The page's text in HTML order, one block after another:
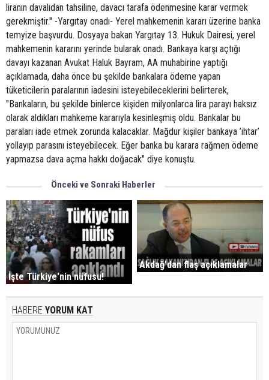
liranın davalıdan tahsiline, davacı tarafa ödenmesine karar vermek
gerekmiştir." -Yargıtay onadı- Yerel mahkemenin kararı üzerine banka
temyize başvurdu. Dosyaya bakan Yargıtay 13. Hukuk Dairesi, yerel
mahkemenin kararını yerinde bularak onadı. Bankaya karşı açtığı
davayı kazanan Avukat Haluk Bayram, AA muhabirine yaptığı
açıklamada, daha önce bu şekilde bankalara ödeme yapan
tüketicilerin paralarının iadesini isteyebileceklerini belirterek,
"Bankaların, bu şekilde binlerce kişiden milyonlarca lira parayı haksız
olarak aldıkları mahkeme kararıyla kesinleşmiş oldu. Bankalar bu
paraları iade etmek zorunda kalacaklar. Mağdur kişiler bankaya ’ihtar’
yollayıp parasını isteyebilecek. Eğer banka bu karara rağmen ödeme
yapmazsa dava açma hakkı doğacak" diye konuştu.
Önceki ve Sonraki Haberler
İşte Türkiye'nin nüfusu!
Akdağ'dan flaş açıklamalar
HABERE YORUM KAT